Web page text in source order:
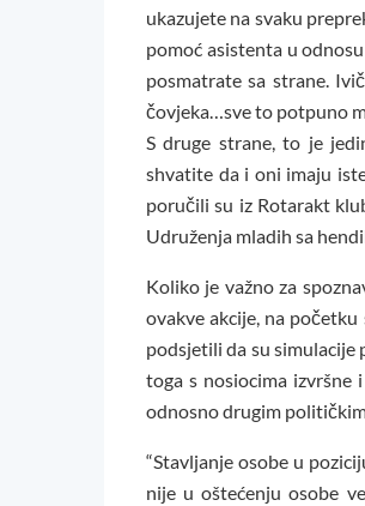
ukazujete na svaku
pomoć asistenta u
posmatrate sa strane.
čovjeka…sve to potpuno
S druge strane, to je
shvatite da i oni imaju
poručili su iz Rotarakt
Udruženja mladih sa
Koliko je važno za
ovakve akcije, na
podsjetili da su simulacije
toga s nosiocima izvršne
odnosno drugim
“Stavljanje osobe u
nije u oštećenju osobe